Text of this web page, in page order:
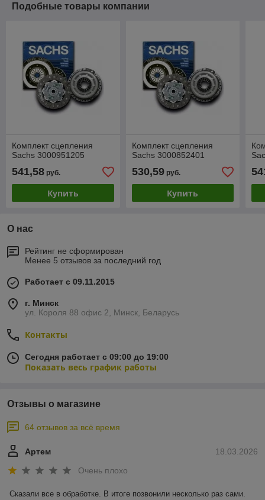
Подобные товары компании
Комплект сцепления
Sachs 3000951205
541,58 руб.
Купить
Комплект сцепления
Sachs 3000852401
530,59руб.
Купить
О нас
Рейтинг не сформирован
Менее 5 отзывов за последний год
Работает с 09.11.2015
г. Минск
ул. Короля 88 офис 2, Минск, Беларусь
Контакты
Сегодня работает с 09:00 до 19:00
Показать весь график работы
Отзывы о магазине
64 отзывов за всё время
18.03.2026
Артем
Очень плохо
Сказали все в обработке. В итоге позвонили несколько раз сами.